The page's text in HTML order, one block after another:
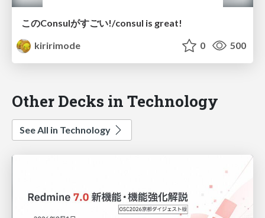
このConsulがすごい!/consul is great!
kiririmode
0 500
Other Decks in Technology
See All in Technology